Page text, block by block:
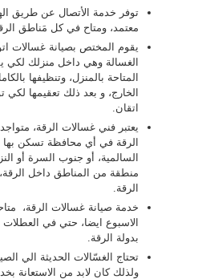
توفر خدمة الأتصال عن طريق
معتمد، ومتاح في كل مَناطق
يقوم المختص بصيانة غسالات
الغسالة وهي داخل منزلك لكي
المتاحة بالمنزل، وتنظيفها
الخارج، و بعد ذلك تعقيمها لكي
اتقان.
يعتبر فني غسالات الرقة،
الرقة في أي محافظة تسكن
السالمية، أو جنوب السرة أو
منطقة من المناطق داخل
الرقة.
الاسبوع ايضا، حتي في
بدولة الرقة.
تحتاج الغسّالات الحديثة الي
ولذلك كان لابد من الاستعانة